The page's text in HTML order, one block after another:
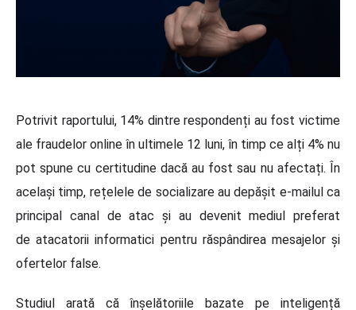
Potrivit raportului, 14% dintre respondenți au fost victime
ale fraudelor online în ultimele 12 luni, în timp ce alți 4% nu
pot spune cu certitudine dacă au fost sau nu afectați. În
același timp, rețelele de socializare au depășit e-mailul ca
principal canal de atac și au devenit mediul preferat
de atacatorii informatici pentru răspândirea mesajelor și
ofertelor false.
Studiul arată că înșelătoriile bazate pe inteligență